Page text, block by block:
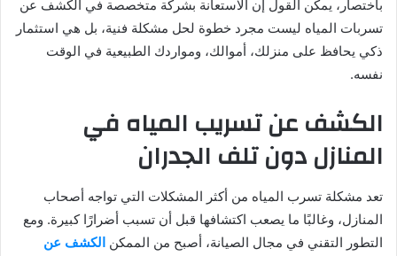
باختصار، يمكن القول إن الاستعانة بشركة متخصصة في الكشف عن
تسربات المياه ليست مجرد خطوة لحل مشكلة فنية، بل هي استثمار
ذكي يحافظ على منزلك، أموالك، ومواردك الطبيعية في الوقت
نفسه.
الكشف عن تسريب المياه في
المنازل دون تلف الجدران
تعد مشكلة تسرب المياه من أكثر المشكلات التي تواجه أصحاب
المنازل، وغالبًا ما يصعب اكتشافها قبل أن تسبب أضرارًا كبيرة. ومع
التطور التقني في مجال الصيانة، أصبح من الممكن الكشف عن